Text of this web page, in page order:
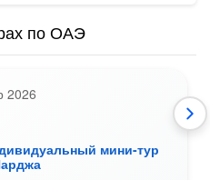
по ОАЭ
2026
мини-тур